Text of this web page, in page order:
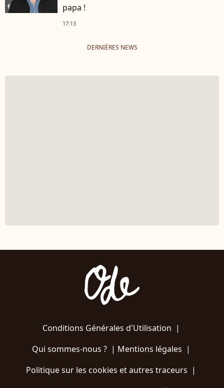
papa !
17:13
DERNIÈRES NEWS
Conditions Générales d'Utilisation |
Qui sommes-nous ?| Mentions légales |
Politique sur les cookies et autres traceurs |